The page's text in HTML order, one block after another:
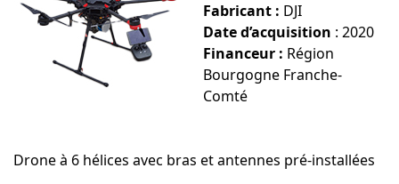
Fabricant : DJI
Date d’acquisition : 2020
Financeur : Région
Bourgogne Franche-
Comté
Drone à 6 hélices avec bras et antennes pré-installées